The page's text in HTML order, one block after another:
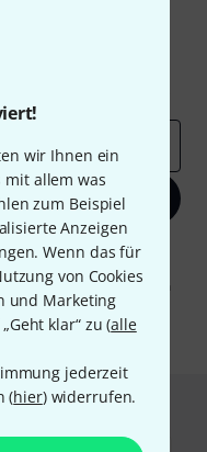
wir Ihnen ein
allem was
zum Beispiel
Anzeigen
Wenn das für
von Cookies
und Marketing
klar“ zu (alle
jederzeit
(hier) widerrufen.
und gewinne mit
dem Erhalt von E-Mail-
zu. Die
finden Sie in
.